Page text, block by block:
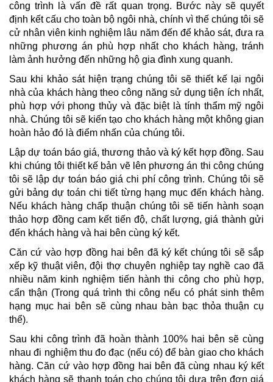
công trình là vấn đề rất quan trọng. Bước này sẽ quyết
định kết cấu cho toàn bộ ngôi nhà, chính vì thế chúng tôi sẽ
cử nhân viên kinh nghiệm lâu năm đến để khảo sát, đưa ra
những phương án phù hợp nhất cho khách hàng, tránh
làm ảnh hưởng đến những hộ gia đình xung quanh.
Sau khi khảo sát hiện trạng chúng tôi sẽ thiết kế lại ngôi
nhà của khách hàng theo công năng sử dụng tiện ích nhất,
phù hợp với phong thủy và đặc biệt là tính thẩm mỹ ngôi
nhà. Chúng tôi sẽ kiến tạo cho khách hàng một không gian
hoàn hảo đó là điểm nhấn của chúng tôi.
Lập dự toán báo giá, thương thảo và ký kết hợp đồng. Sau
khi chúng tôi thiết kế bản vẽ lên phương án thi công chúng
tôi sẽ lập dự toán báo giá chi phí công trình. Chúng tôi sẽ
gửi bảng dự toán chi tiết từng hạng mục đến khách hàng.
Nếu khách hàng chấp thuận chúng tôi sẽ tiến hành soạn
thảo hợp đồng cam kết tiến độ, chất lượng, giá thành gửi
đến khách hàng và hai bên cùng ký kết.
Căn cứ vào hợp đồng hai bên đã ký kết chúng tôi sẽ sắp
xếp kỹ thuật viên, đội thợ chuyên nghiệp tay nghề cao đã
nhiều năm kinh nghiệm tiến hành thi công cho phù hợp,
cẩn thận (Trong quá trình thi công nếu có phát sinh thêm
hạng mục hai bên sẽ cùng nhau bàn bạc thỏa thuận cụ
thể).
Sau khi công trình đã hoàn thành 100% hai bên sẽ cùng
nhau đi nghiệm thu đo đạc (nếu có) để bàn giao cho khách
hàng. Căn cứ vào hợp đồng hai bên đã cùng nhau ký kết
khách hàng sẽ thanh toán cho chúng tôi dựa trên đơn giá